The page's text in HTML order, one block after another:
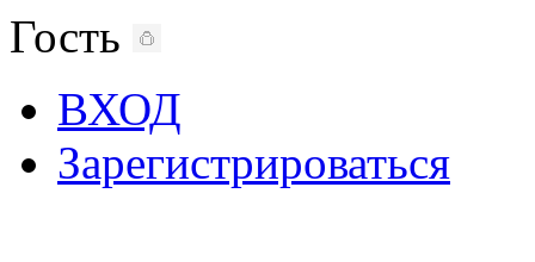
Гость
ВХОД
Зарегистрироваться